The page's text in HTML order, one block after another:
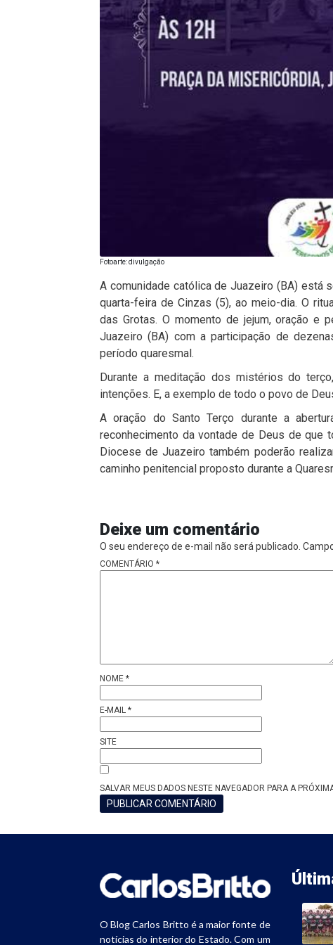
Fotoarte: divulgação
A comunidade católica de Juazeiro (BA) está
quarta-feira de Cinzas (5), ao meio-dia. O
das Grotas. O momento de jejum, oração e
Juazeiro (BA) com a participação de
período quaresmal.
Durante a meditação dos mistérios do
intenções. E, a exemplo de todo o povo de
A oração do Santo Terço durante a
reconhecimento da vontade de Deus de
Diocese de Juazeiro também poderão
caminho penitencial proposto durante a
Deixe um comentário
O seu endereço de e-mail não será publicado.
COMENTÁRIO *
NOME *
E-MAIL *
SITE
SALVAR MEUS DADOS NESTE NAVEGADOR PARA A
O Blog Carlos Britto é a maior fonte de
notícias do interior do Estado. Com um